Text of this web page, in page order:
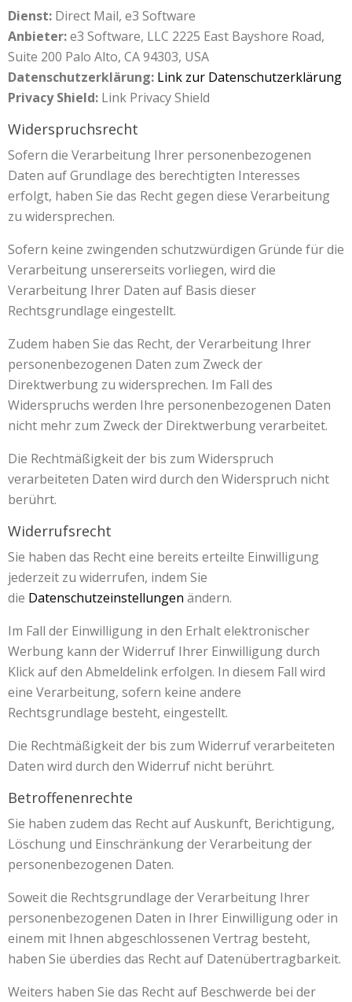
Dienst: Direct Mail, e3 Software
Anbieter:e3 Software, LLC 2225 East Bayshore Road,
Suite 200 Palo Alto, CA 94303, USA
Datenschutzerklärung: Link zur Datenschutzerklärung
Privacy Shield: Link Privacy Shield
Widerspruchsrecht
Sofern die Verarbeitung Ihrer personenbezogenen
Daten auf Grundlage des berechtigten Interesses
erfolgt, haben Sie das Recht gegen diese Verarbeitung
zu widersprechen.
Sofern keine zwingenden schutzwürdigen Gründe für die
Verarbeitung unsererseits vorliegen, wird die
Verarbeitung Ihrer Daten auf Basis dieser
Rechtsgrundlage eingestellt.
Zudem haben Sie das Recht, der Verarbeitung Ihrer
personenbezogenen Daten zum Zweck der
Direktwerbung zu widersprechen. Im Fall des
Widerspruchs werden Ihre personenbezogenen Daten
nicht mehr zum Zweck der Direktwerbung verarbeitet.
Die Rechtmäßigkeit der bis zum Widerspruch
verarbeiteten Daten wird durch den Widerspruch nicht
berührt.
Widerrufsrecht
Sie haben das Recht eine bereits erteilte Einwilligung
jederzeit zu widerrufen, indem Sie
die Datenschutzeinstellungen ändern.
Im Fall der Einwilligung in den Erhalt elektronischer
Werbung kann der Widerruf Ihrer Einwilligung durch
Klick auf den Abmeldelink erfolgen. In diesem Fall wird
eine Verarbeitung, sofern keine andere
Rechtsgrundlage besteht, eingestellt.
Die Rechtmäßigkeit der bis zum Widerruf verarbeiteten
Daten wird durch den Widerruf nicht berührt.
Betroffenenrechte
Sie haben zudem das Recht auf Auskunft, Berichtigung,
Löschung und Einschränkung der Verarbeitung der
personenbezogenen Daten.
Soweit die Rechtsgrundlage der Verarbeitung Ihrer
personenbezogenen Daten in Ihrer Einwilligung oder in
einem mit Ihnen abgeschlossenen Vertrag besteht,
haben Sie überdies das Recht auf Datenübertragbarkeit.
Weiters haben Sie das Recht auf Beschwerde bei der